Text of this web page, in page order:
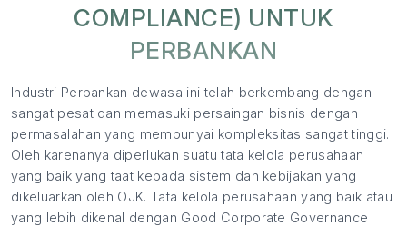
COMPLIANCE) UNTUK
PERBANKAN
Industri Perbankan dewasa ini telah berkembang dengan
sangat pesat dan memasuki persaingan bisnis dengan
permasalahan yang mempunyai kompleksitas sangat tinggi.
Oleh karenanya diperlukan suatu tata kelola perusahaan
yang baik yang taat kepada sistem dan kebijakan yang
dikeluarkan oleh OJK. Tata kelola perusahaan yang baik atau
yang lebih dikenal dengan Good Corporate Governance